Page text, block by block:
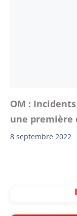
OM :
une première
8 septembre 2022